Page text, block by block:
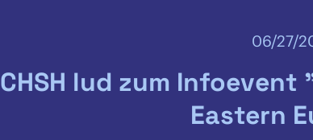
06/27/
CHSH lud zum
Eastern